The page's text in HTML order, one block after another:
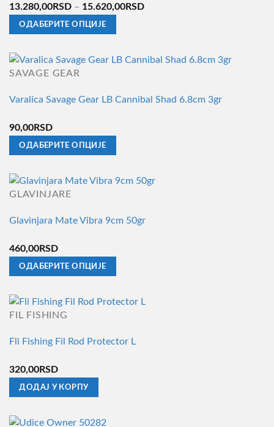
могу
бити
на
страници
13.280,00RSD – 15.620,00RSDРаспон
ОДАБЕРИТЕ ОПЦИЈЕ
производ
има
варијанти.
могу
бити
на
страници
SAVAGE GEAR
Varalica Savage Gear LB Cannibal Shad 6.8cm 3gr
90,00RSD
ОДАБЕРИТЕ ОПЦИЈЕ
производ
има
варијанти.
могу
бити
на
страници
GLAVINJARE
Glavinjara Mate Vibra 9cm 50gr
460,00RSD
ОДАБЕРИТЕ ОПЦИЈЕ
производ
има
варијанти.
могу
бити
на
FIL FISHING
Fli Fishing Fil Rod Protector L
320,00RSD
ДОДАЈ У КОРПУ